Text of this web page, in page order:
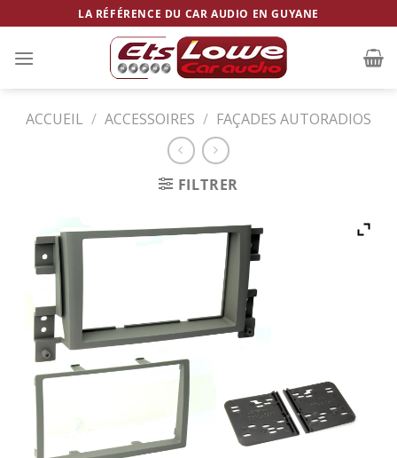
to
content
LA RÉFÉRENCE DU CAR AUDIO EN GUYANE
ACCUEIL / ACCESSOIRES / FAÇADES AUTORADIOS
FILTRER